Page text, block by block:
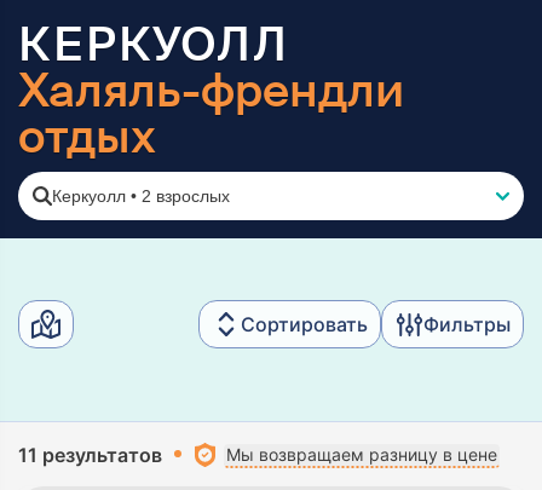
КЕРКУОЛЛ
Халяль-френдли
отдых
Керкуолл • 2 взрослых
Сортировать Фильтры
11 результатов Мы возвращаем разницу в цене